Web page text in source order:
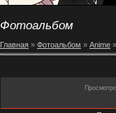
Фотоальбом
Главная » Фотоальбом » Anime »